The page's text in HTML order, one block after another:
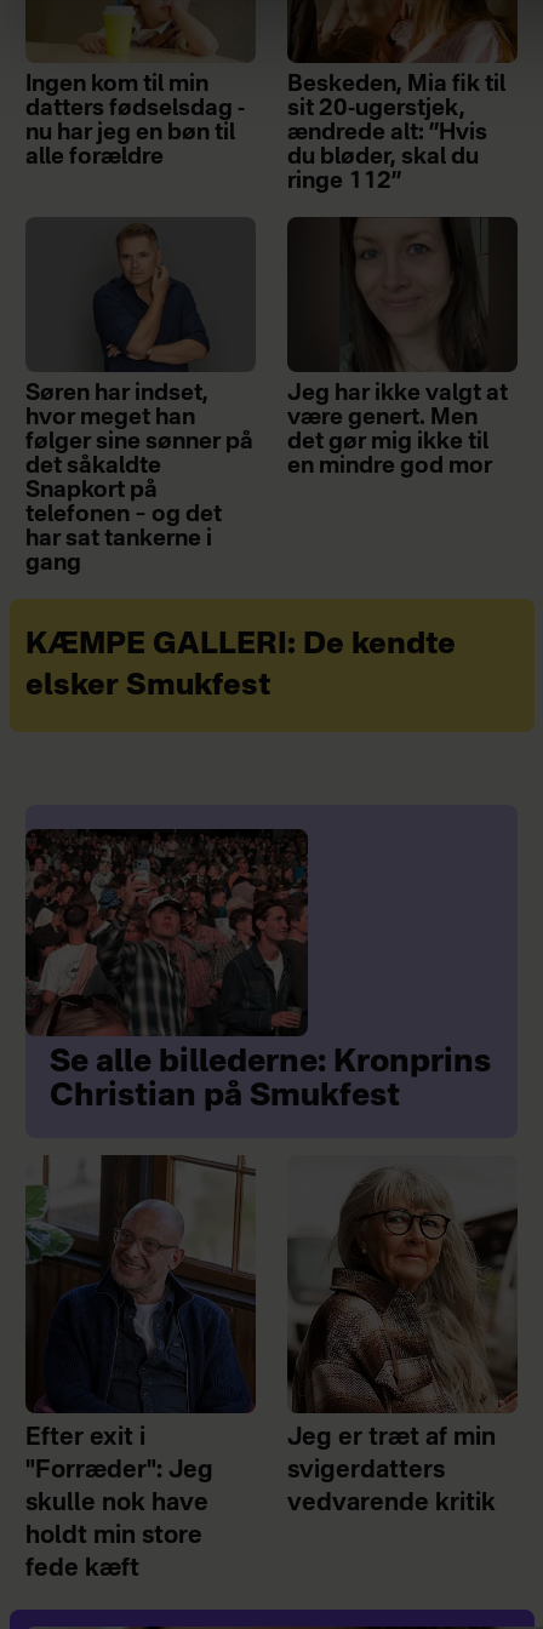
Ingen kom til min
datters fødselsdag -
nu har jeg en bøn til
alle forældre
Beskeden, Mia fik til
sit 20-ugerstjek,
ændrede alt: ”Hvis
du bløder, skal du
ringe 112”
Søren har indset,
hvor meget han
følger sine sønner på
det såkaldte
Snapkort på
telefonen – og det
har sat tankerne i
gang
Jeg har ikke valgt at
være genert. Men
det gør mig ikke til
en mindre god mor
KÆMPE GALLERI: De kendte
elsker Smukfest
Se alle billederne: Kronprins
Christian på Smukfest
Efter exit i
"Forræder": Jeg
skulle nok have
holdt min store
fede kæft
Jeg er træt af min
svigerdatters
vedvarende kritik